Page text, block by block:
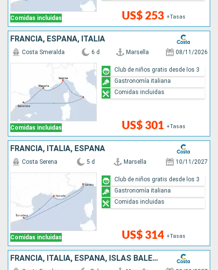
Comidas incluidas US$ 253 +Tasas
FRANCIA, ESPAÑA, ITALIA
Comidas incluidas
Costa Smeralda 6 d Marsella 08/11/2026
US$ 301 +Tasas
Club de niños gratis desde los 3
Gastronomía italiana
Comidas incluidas
FRANCIA, ITALIA, ESPAÑA
Comidas incluidas
Costa Serena 5 d Marsella 10/11/2027
US$ 314 +Tasas
Club de niños gratis desde los 3
Gastronomía italiana
Comidas incluidas
FRANCIA, ITALIA, ESPAÑA, ISLAS BALEARES, CÓRCEGA (FRANCIA)